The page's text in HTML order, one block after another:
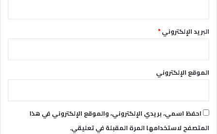
البريد الإلكتروني*
الموقع الإلكتروني
احفظ اسمي، بريدي الإلكتروني، والموقع الإلكتروني في هذا
المتصفح لاستخدامها المرة المقبلة في تعليقي.